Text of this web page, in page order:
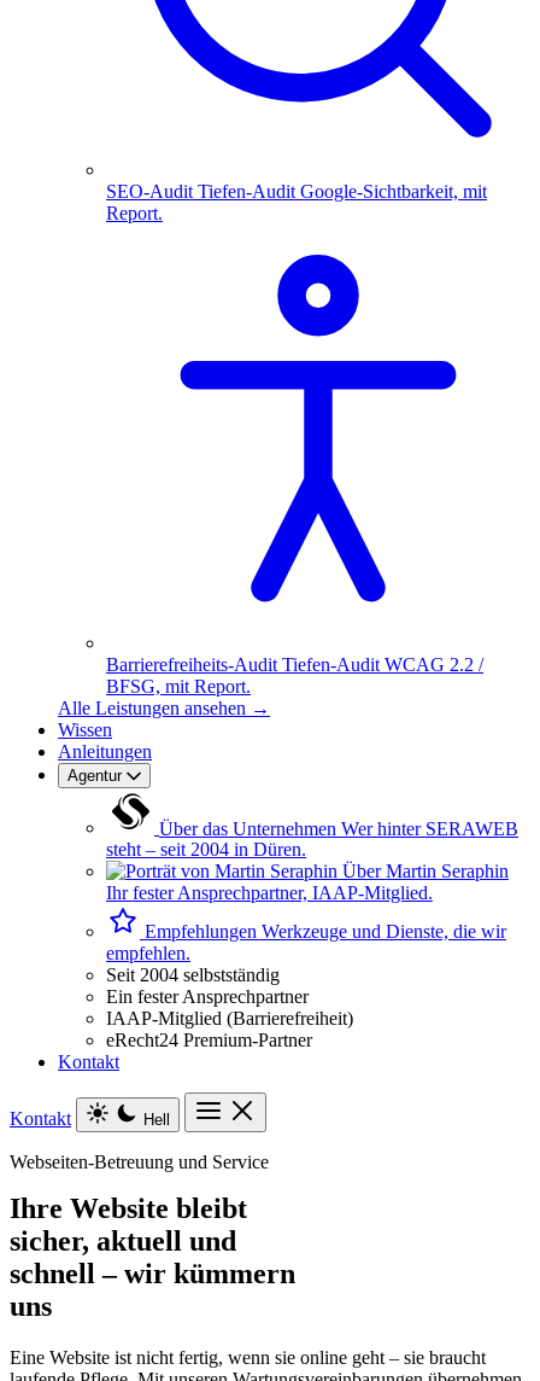
SEO-Audit Tiefen-Audit Google-Sichtbarkeit, mit
Report.
Barrierefreiheits-Audit Tiefen-Audit WCAG 2.2 /
BFSG, mit Report.
Alle Leistungen ansehen →
Wissen
Anleitungen
Agentur
Über das Unternehmen Wer hinter SERAWEB
steht – seit 2004 in Düren.
Über Martin Seraphin
Ihr fester Ansprechpartner, IAAP-Mitglied.
Empfehlungen Werkzeuge und Dienste, die wir
empfehlen.
Seit 2004 selbstständig
Ein fester Ansprechpartner
IAAP-Mitglied (Barrierefreiheit)
eRecht24 Premium-Partner
Kontakt
Kontakt Hell
Webseiten-Betreuung und Service
Ihre Website bleibt
sicher, aktuell und
schnell – wir kümmern
uns
Eine Website ist nicht fertig, wenn sie online geht – sie braucht